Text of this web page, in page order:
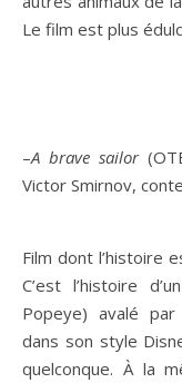
Le film est plus
–A brave sailor
Victor Smirnov,
Film dont l’histoire
C’est l’histoire
Popeye) avalé par
dans son style
quelconque. À la